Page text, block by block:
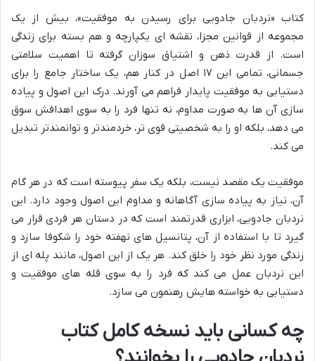
کتاب «نردبان جادویی برای رسیدن به موفقیت»، بیش از یک
مجموعه از قوانین مجزا، نقشه ای یکپارچه و هم بسته برای زندگی
است. از قدرت ذهن و اشتیاق سوزان گرفته تا اهمیت سلامتی
جسمانی، تمامی این ۱۷ اصل در کنار هم، یک ساختار جامع را برای
دستیابی به موفقیت پایدار فراهم می آورند. درک این اصول و پیاده
سازی آن ها به صورت مداوم، نه تنها فرد را به سوی اهدافش سوق
می دهد، بلکه او را به شخصیتی قوی تر، خردمندتر و توانمندتر تبدیل
می کند.
موفقیت یک مقصد نیست، بلکه یک سفر پیوسته است که در هر گام
آن، نیاز به پیاده سازی آگاهانه و مداوم این اصول وجود دارد. این
نردبان جادویی، ابزاری قدرتمند است که در دستان هر فردی قرار می
گیرد تا با استفاده از آن، پتانسیل های نهفته خود را شکوفا سازد و
زندگی مورد نظر خود را خلق کند. هر یک از این اصول، مانند پله ای از
این نردبان عمل می کند که فرد را به سوی قله های موفقیت و
دستیابی به خواسته هایش رهنمون می سازد.
چه کسانی باید نسخه کامل کتاب